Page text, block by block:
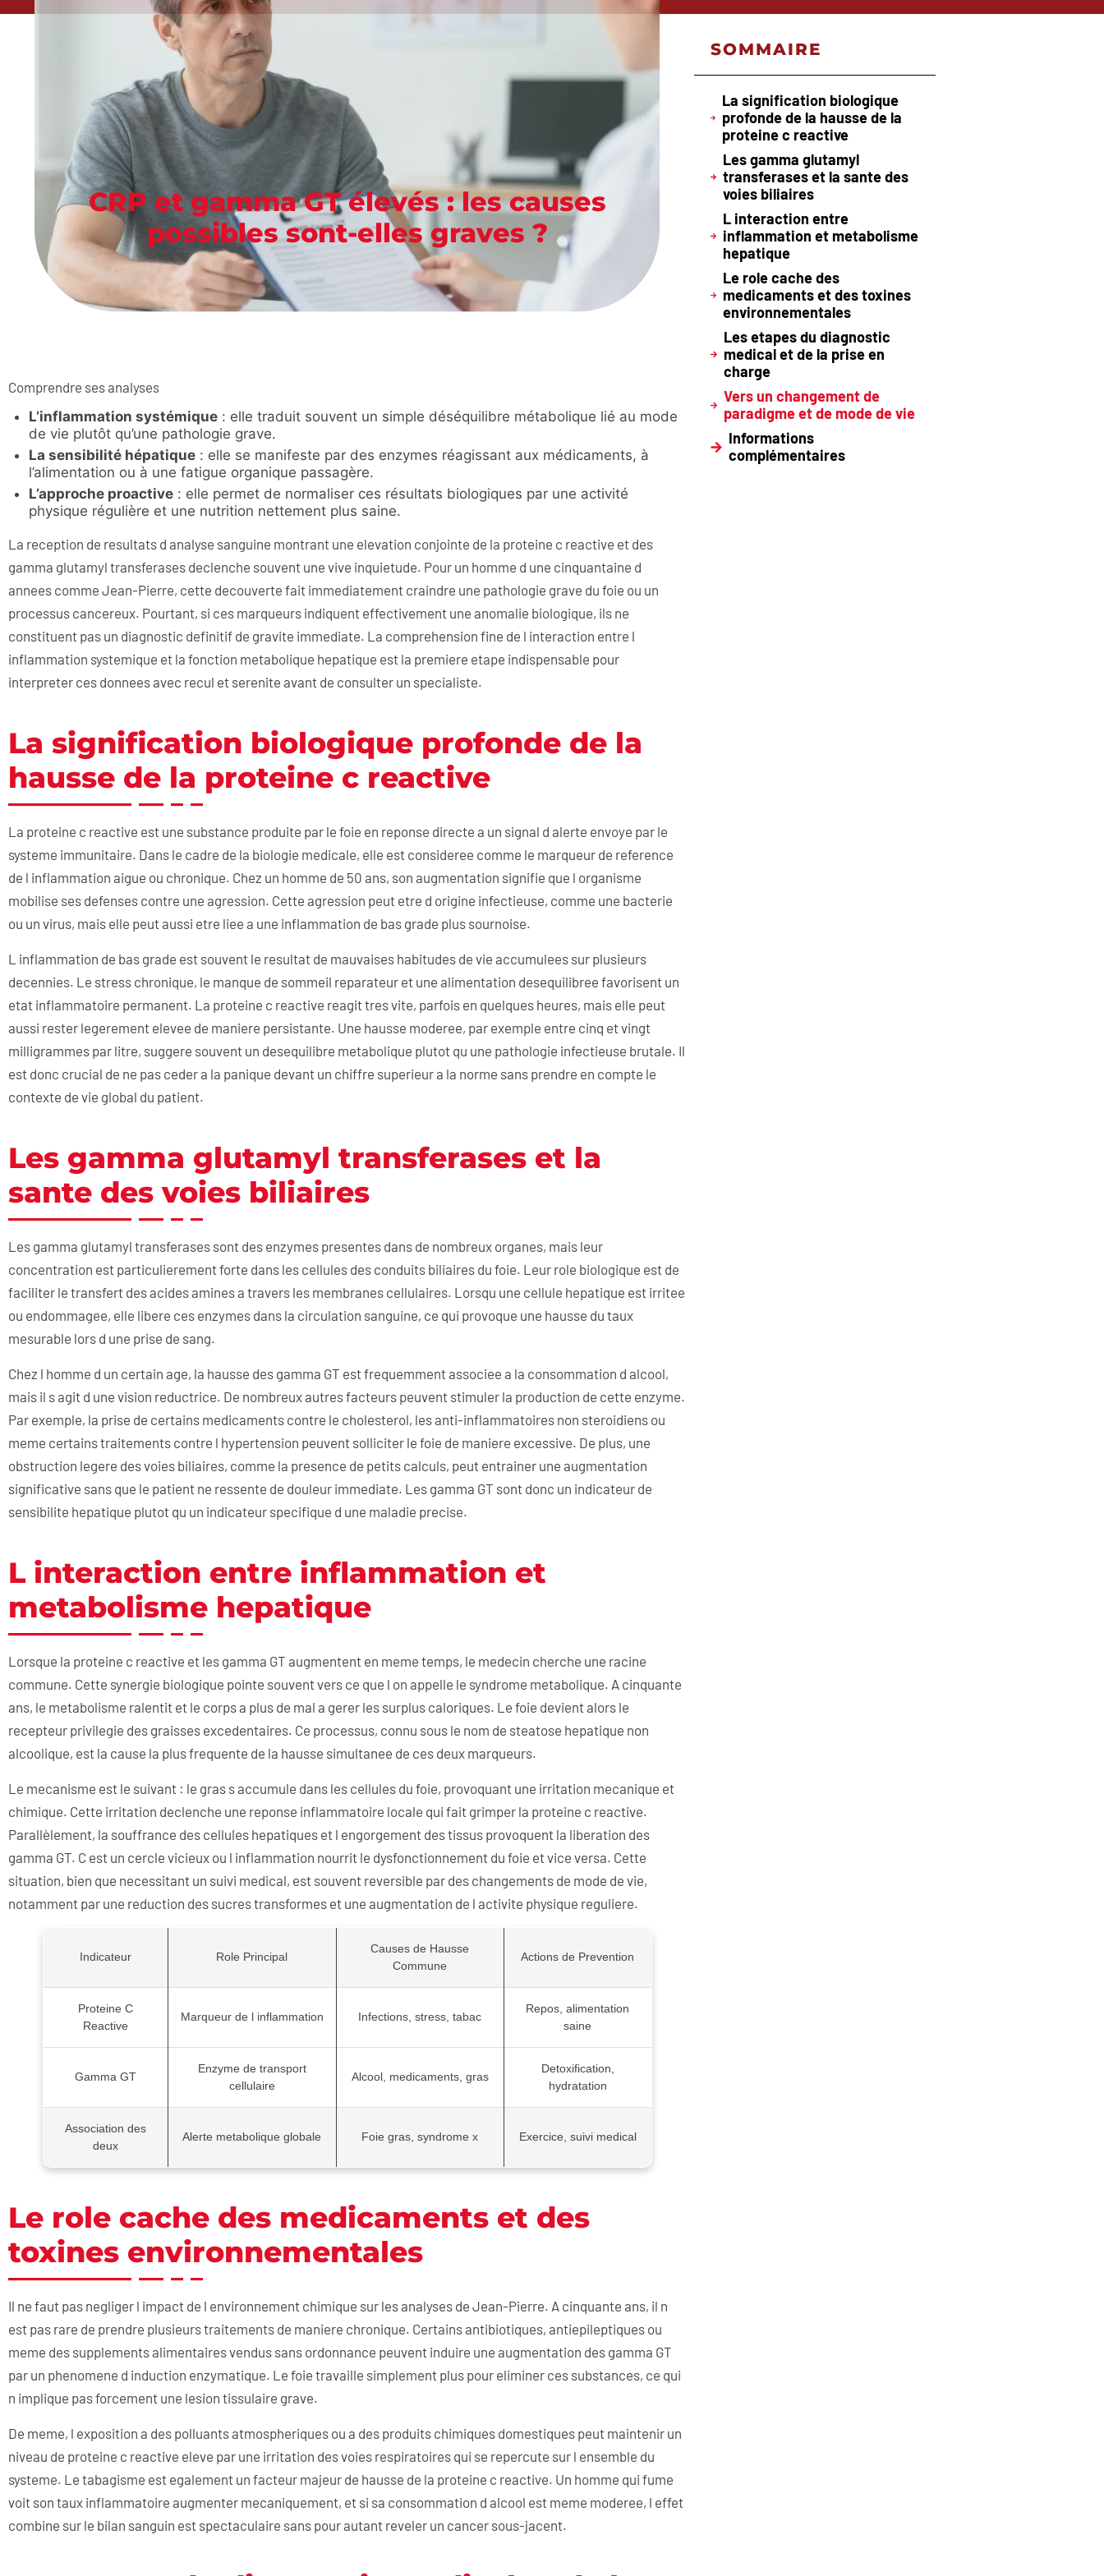
CRP et gamma GT élevés : les causes
possibles sont-elles graves ?
Comprendre ses analyses
L’inflammation systémique : elle traduit souvent un simple déséquilibre métabolique lié au mode
de vie plutôt qu’une pathologie grave.
La sensibilité hépatique : elle se manifeste par des enzymes réagissant aux médicaments, à
l’alimentation ou à une fatigue organique passagère.
L’approche proactive : elle permet de normaliser ces résultats biologiques par une activité
physique régulière et une nutrition nettement plus saine.
La reception de resultats d analyse sanguine montrant une elevation conjointe de la proteine c reactive et des
gamma glutamyl transferases declenche souvent une vive inquietude. Pour un homme d une cinquantaine d
annees comme Jean-Pierre, cette decouverte fait immediatement craindre une pathologie grave du foie ou un
processus cancereux. Pourtant, si ces marqueurs indiquent effectivement une anomalie biologique, ils ne
constituent pas un diagnostic definitif de gravite immediate. La comprehension fine de l interaction entre l
inflammation systemique et la fonction metabolique hepatique est la premiere etape indispensable pour
interpreter ces donnees avec recul et serenite avant de consulter un specialiste.
La signification biologique profonde de la
hausse de la proteine c reactive
La proteine c reactive est une substance produite par le foie en reponse directe a un signal d alerte envoye par le
systeme immunitaire. Dans le cadre de la biologie medicale, elle est consideree comme le marqueur de reference
de l inflammation aigue ou chronique. Chez un homme de 50 ans, son augmentation signifie que l organisme
mobilise ses defenses contre une agression. Cette agression peut etre d origine infectieuse, comme une bacterie
ou un virus, mais elle peut aussi etre liee a une inflammation de bas grade plus sournoise.
L inflammation de bas grade est souvent le resultat de mauvaises habitudes de vie accumulees sur plusieurs
decennies. Le stress chronique, le manque de sommeil reparateur et une alimentation desequilibree favorisent un
etat inflammatoire permanent. La proteine c reactive reagit tres vite, parfois en quelques heures, mais elle peut
aussi rester legerement elevee de maniere persistante. Une hausse moderee, par exemple entre cinq et vingt
milligrammes par litre, suggere souvent un desequilibre metabolique plutot qu une pathologie infectieuse brutale. Il
est donc crucial de ne pas ceder a la panique devant un chiffre superieur a la norme sans prendre en compte le
contexte de vie global du patient.
Les gamma glutamyl transferases et la
sante des voies biliaires
Les gamma glutamyl transferases sont des enzymes presentes dans de nombreux organes, mais leur
concentration est particulierement forte dans les cellules des conduits biliaires du foie. Leur role biologique est de
faciliter le transfert des acides amines a travers les membranes cellulaires. Lorsqu une cellule hepatique est irritee
ou endommagee, elle libere ces enzymes dans la circulation sanguine, ce qui provoque une hausse du taux
mesurable lors d une prise de sang.
Chez l homme d un certain age, la hausse des gamma GT est frequemment associee a la consommation d alcool,
mais il s agit d une vision reductrice. De nombreux autres facteurs peuvent stimuler la production de cette enzyme.
Par exemple, la prise de certains medicaments contre le cholesterol, les anti-inflammatoires non steroidiens ou
meme certains traitements contre l hypertension peuvent solliciter le foie de maniere excessive. De plus, une
obstruction legere des voies biliaires, comme la presence de petits calculs, peut entrainer une augmentation
significative sans que le patient ne ressente de douleur immediate. Les gamma GT sont donc un indicateur de
sensibilite hepatique plutot qu un indicateur specifique d une maladie precise.
L interaction entre inflammation et
metabolisme hepatique
Lorsque la proteine c reactive et les gamma GT augmentent en meme temps, le medecin cherche une racine
commune. Cette synergie biologique pointe souvent vers ce que l on appelle le syndrome metabolique. A cinquante
ans, le metabolisme ralentit et le corps a plus de mal a gerer les surplus caloriques. Le foie devient alors le
recepteur privilegie des graisses excedentaires. Ce processus, connu sous le nom de steatose hepatique non
alcoolique, est la cause la plus frequente de la hausse simultanee de ces deux marqueurs.
Le mecanisme est le suivant : le gras s accumule dans les cellules du foie, provoquant une irritation mecanique et
chimique. Cette irritation declenche une reponse inflammatoire locale qui fait grimper la proteine c reactive.
Parallèlement, la souffrance des cellules hepatiques et l engorgement des tissus provoquent la liberation des
gamma GT. C est un cercle vicieux ou l inflammation nourrit le dysfonctionnement du foie et vice versa. Cette
situation, bien que necessitant un suivi medical, est souvent reversible par des changements de mode de vie,
notamment par une reduction des sucres transformes et une augmentation de l activite physique reguliere.
Indicateur Role Principal
Causes de Hausse
Commune
Actions de Prevention
Proteine C
Reactive
Marqueur de l inflammation Infections, stress, tabac
Repos, alimentation
saine
Gamma GT
Enzyme de transport
cellulaire
Alcool, medicaments, gras
Detoxification,
hydratation
Association des
deux
Alerte metabolique globale Foie gras, syndrome x Exercice, suivi medical
Le role cache des medicaments et des
toxines environnementales
Il ne faut pas negliger l impact de l environnement chimique sur les analyses de Jean-Pierre. A cinquante ans, il n
est pas rare de prendre plusieurs traitements de maniere chronique. Certains antibiotiques, antiepileptiques ou
meme des supplements alimentaires vendus sans ordonnance peuvent induire une augmentation des gamma GT
par un phenomene d induction enzymatique. Le foie travaille simplement plus pour eliminer ces substances, ce qui
n implique pas forcement une lesion tissulaire grave.
De meme, l exposition a des polluants atmospheriques ou a des produits chimiques domestiques peut maintenir un
niveau de proteine c reactive eleve par une irritation des voies respiratoires qui se repercute sur l ensemble du
systeme. Le tabagisme est egalement un facteur majeur de hausse de la proteine c reactive. Un homme qui fume
voit son taux inflammatoire augmenter mecaniquement, et si sa consommation d alcool est meme moderee, l effet
combine sur le bilan sanguin est spectaculaire sans pour autant reveler un cancer sous-jacent.
SOMMAIRE
La signification biologique
profonde de la hausse de la
proteine c reactive
Les gamma glutamyl
transferases et la sante des
voies biliaires
L interaction entre
inflammation et metabolisme
hepatique
Le role cache des
medicaments et des toxines
environnementales
Les etapes du diagnostic
medical et de la prise en
charge
Vers un changement de
paradigme et de mode de vie
Informations
complémentaires